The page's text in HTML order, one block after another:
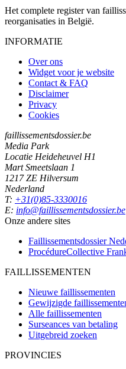
Het complete register van
reorganisaties in België.
INFORMATIE
Over ons
Widget voor je website
Contact & FAQ
Disclaimer
Privacy
Cookies
faillissementsdossier.be
Media Park
Locatie Heideheuvel H1
Mart Smeetslaan 1
1217 ZE Hilversum
Nederland
T: +31(0)85-3330016
E: info@faillissementsdossier.be
Onze andere sites
Faillissementsdossier
ProcédureCollective
FAILLISSEMENTEN
Nieuwe faillissementen
Gewijzigde
Alle faillissementen
Surseances van betaling
Uitgebreid zoeken
PROVINCIES